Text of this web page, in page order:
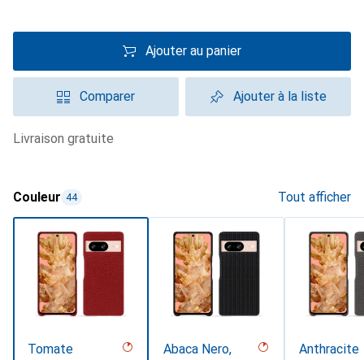
Ajouter au panier
Comparer Ajouter à la liste
livraison gratuite
Couleur 44 Tout afficher
Tomate
Abaca Nero,
Anthracite